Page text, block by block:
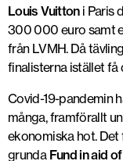
Louis Vuittoni Paris
300 000 euro samt
från LVMH. Då
finalisterna istället
Covid-19-pandemin
många, framförallt
ekonomiska hot.
grundaFund in aid